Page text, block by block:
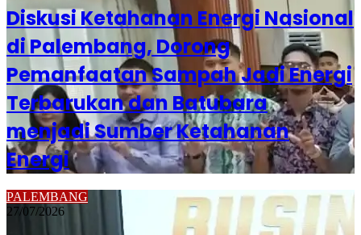
Diskusi Ketahanan Energi Nasional
di Palembang, Dorong
Pemanfaatan Sampah Jadi Energi
Terbarukan dan Batubara
menjadi Sumber Ketahanan
Energi
PALEMBANG
27/07/2026